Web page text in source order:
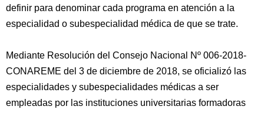
definir para denominar cada programa en atención a la
especialidad o subespecialidad médica de que se trate.
Mediante Resolución del Consejo Nacional Nº 006-2018-
CONAREME del 3 de diciembre de 2018, se oficializó las
especialidades y subespecialidades médicas a ser
empleadas por las instituciones universitarias formadoras